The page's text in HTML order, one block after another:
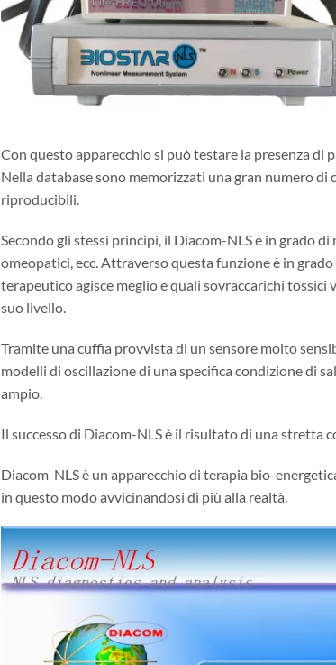
Con questo apparecchio si può testare la presenza
Nella database sono memorizzati una gran numero
riproducibili.
Secondo gli stessi principi, il Diacom-NLS è in grado
omeopatici, ecc. Attraverso questa funzione è in
terapeutico agisce meglio e quali sovraccarichi
suo livello.
Tramite una cuffia provvista di un sensore molto
modelli di oscillazione di una specifica condizione di
ampio.
Il successo di Diacom-NLS è il risultato di una stretta
Diacom-NLS è un apparecchio di terapia bio-
in questo modo avvicinandosi di più alla realtà.